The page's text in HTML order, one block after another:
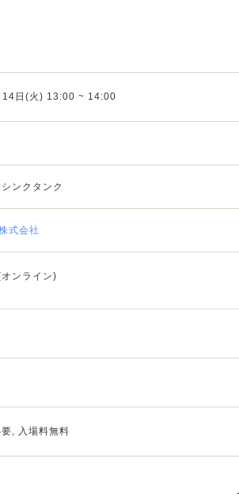
14日(火) 13:00 ~ 14:00
ンクタンク
式会社
ンライン)
, 入場料無料